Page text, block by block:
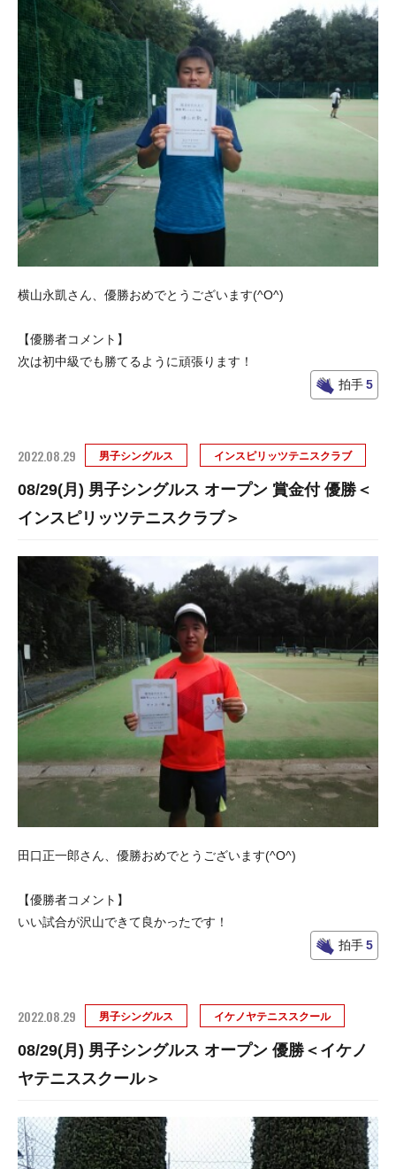
横山永凱さん、優勝おめでとうございます(^O^)
【優勝者コメント】
次は初中級でも勝てるように頑張ります！
拍手5
2022.08.29 男子シングルス インスピリッツテニスクラブ
08/29(月) 男子シングルス オープン 賞金付 優勝＜
インスピリッツテニスクラブ＞
田口正一郎さん、優勝おめでとうございます(^O^)
【優勝者コメント】
いい試合が沢山できて良かったです！
拍手5
2022.08.29 男子シングルス イケノヤテニススクール
08/29(月) 男子シングルス オープン 優勝＜イケノ
ヤテニススクール＞